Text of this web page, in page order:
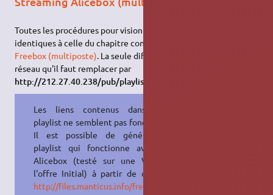
Toutes les procédures pour visionner la TV avec l'Alicebox sont
identiques à celle du chapitre concernant le
Freebox (multiposte). La seule différence réside dans l'adresse
réseau qu'il faut remplacer par
http://212.27.40.238/pub/playlist_alice.m3u
Les liens contenus dans cette
playlist ne semblent pas fonctionner.
Il est possible de générer une
playlist qui fonctionne avec une
Alicebox (testé sur une V5 avec
l'offre Initial) à partir de ce site :
http://files.manticus.info/freebox/generateur-